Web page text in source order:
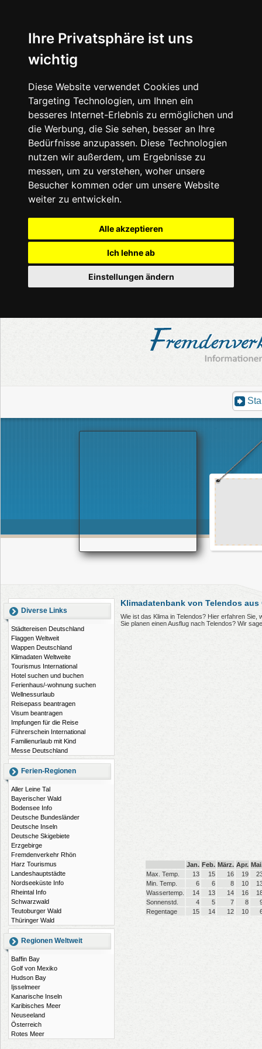
Ihre Privatsphäre ist uns
wichtig
Diese Website verwendet Cookies und
Targeting Technologien, um Ihnen ein
besseres Internet-Erlebnis zu ermöglichen und
die Werbung, die Sie sehen, besser an Ihre
Bedürfnisse anzupassen. Diese Technologien
nutzen wir außerdem, um Ergebnisse zu
messen, um zu verstehen, woher unsere
Besucher kommen oder um unsere Website
weiter zu entwickeln.
Alle akzeptieren
Ich lehne ab
Einstellungen ändern
Diverse Links
Städtereisen Deutschland
Flaggen Weltweit
Wappen Deutschland
Klimadaten Weltweite
Tourismus International
Hotel suchen und buchen
Ferienhaus/-wohnung suchen
Wellnessurlaub
Reisepass beantragen
Visum beantragen
Impfungen für die Reise
Führerschein International
Familienurlaub mit Kind
Messe Deutschland
Ferien-Regionen
Aller Leine Tal
Bayerischer Wald
Bodensee Info
Deutsche Bundesländer
Deutsche Inseln
Deutsche Skigebiete
Erzgebirge
Fremdenverkehr Rhön
Harz Tourismus
Landeshauptstädte
Nordseeküste Info
Rheintal Info
Schwarzwald
Teutoburger Wald
Thüringer Wald
Regionen Weltweit
Baffin Bay
Golf von Mexiko
Hudson Bay
Ijsselmeer
Kanarische Inseln
Karibisches Meer
Neuseeland
Österreich
Rotes Meer
Klimadatenbank von Telendos aus
Wie ist das Klima in Telendos? Hier erfahren Sie,
Sie planen einen Ausflug nach Telendos? Wir
Jan. Feb. März. Apr.
Max. Temp.
13 15 16 19
Min. Temp.
6 6 8 10
Wassertemp.
14 13 14 16
Sonnenstd.
4 5 7 8
Regentage
15 14 12 10